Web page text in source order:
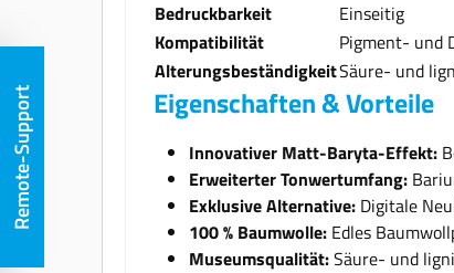
Bedruckbarkeit
Einseitig
Kompatibilität
Pigment- und
AlterungsbeständigkeitSäure- und
Eigenschaften & Vorteile
Innovativer Matt-Baryta-Effekt:
Erweiterter Tonwertumfang:
Exklusive Alternative: Digitale
100 % Baumwolle: Edles
Museumsqualität:Säure- und
Remote-Support